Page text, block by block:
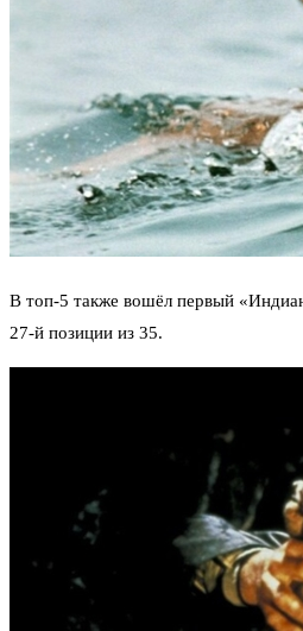
В топ‑5 также вошёл первый
27‑й позиции из 35.